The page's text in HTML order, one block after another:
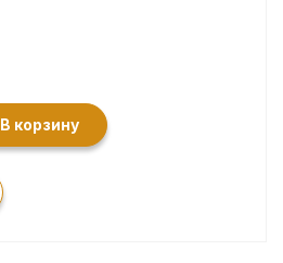
В корзину